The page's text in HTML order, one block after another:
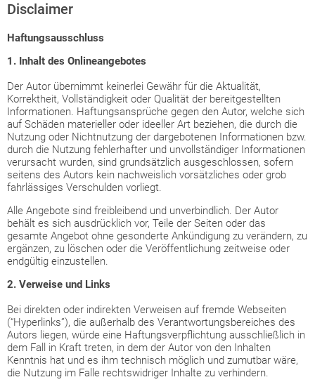
Disclaimer
Haftungsausschluss
1. Inhalt des Onlineangebotes
Der Autor übernimmt keinerlei Gewähr für die Aktualität,
Korrektheit, Vollständigkeit oder Qualität der bereitgestellten
Informationen. Haftungsansprüche gegen den Autor, welche sich
auf Schäden materieller oder ideeller Art beziehen, die durch die
Nutzung oder Nichtnutzung der dargebotenen Informationen bzw.
durch die Nutzung fehlerhafter und unvollständiger Informationen
verursacht wurden, sind grundsätzlich ausgeschlossen, sofern
seitens des Autors kein nachweislich vorsätzliches oder grob
fahrlässiges Verschulden vorliegt.
Alle Angebote sind freibleibend und unverbindlich. Der Autor
behält es sich ausdrücklich vor, Teile der Seiten oder das
gesamte Angebot ohne gesonderte Ankündigung zu verändern, zu
ergänzen, zu löschen oder die Veröffentlichung zeitweise oder
endgültig einzustellen.
2. Verweise und Links
Bei direkten oder indirekten Verweisen auf fremde Webseiten
(“Hyperlinks”), die außerhalb des Verantwortungsbereiches des
Autors liegen, würde eine Haftungsverpflichtung ausschließlich in
dem Fall in Kraft treten, in dem der Autor von den Inhalten
Kenntnis hat und es ihm technisch möglich und zumutbar wäre,
die Nutzung im Falle rechtswidriger Inhalte zu verhindern.